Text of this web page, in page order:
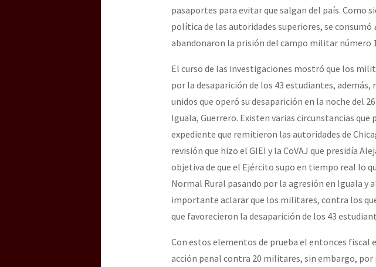
pasaportes para evitar que salgan del país. Como
política de las autoridades superiores, se consumó
abandonaron la prisión del campo militar número
El curso de las investigaciones mostró que los
por la desaparición de los 43 estudiantes,
unidos que operó su desaparición en la noche del
Iguala, Guerrero. Existen varias circunstancias
expediente que remitieron las autoridades de
revisión que hizo el GIEI y la CoVAJ que presidía
objetiva de que el Ejército supo en tiempo real lo
Normal Rural pasando por la agresión en Iguala
importante aclarar que los militares, contra los
que favorecieron la desaparición de los 43
Con estos elementos de prueba el entonces fiscal
acción penal contra 20 militares, sin embargo,